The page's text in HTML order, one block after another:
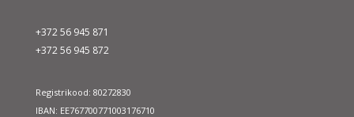
+372 56 945 871
+372 56 945 872
Registrikood: 80272830
IBAN: EE767700771003176710